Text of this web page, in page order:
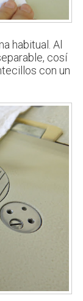
habitual. Al
cosí
con un